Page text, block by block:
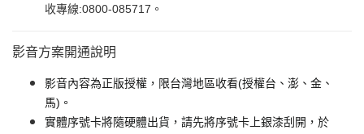
收專線:0800-085717。
影音方案開通說明
影音內容為正版授權，限台灣地區收看(授權台、澎、金、
馬)。
實體序號卡將隨硬體出貨，請先將序號卡上銀漆刮開，於